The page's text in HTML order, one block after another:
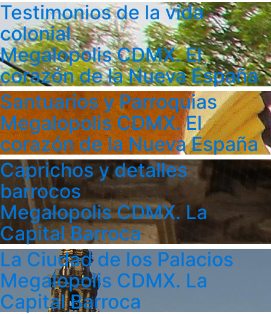
Testimonios de la vida
colonial
Megalopolis CDMX. El
corazón de la Nueva España
Santuarios y Parroquias
Megalopolis CDMX. El
corazón de la Nueva España
Caprichos y detalles
barrocos
Megalopolis CDMX. La
Capital Barroca
La Ciudad de los Palacios
Megalopolis CDMX. La
Capital Barroca